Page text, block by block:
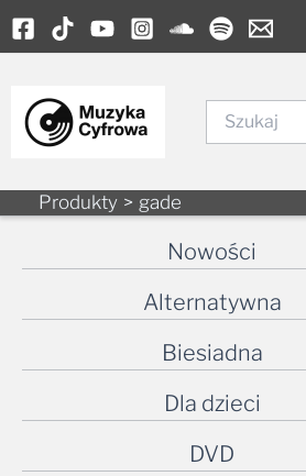
Skip
to
Produkty gade
Nowości
Alternatywna
Biesiadna
Dla dzieci
DVD